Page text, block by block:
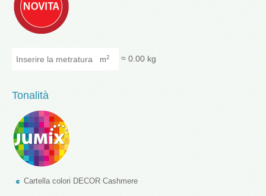
m2 ≈ 0.00 kg
Tonalità
Cartella colori DECOR Cashmere